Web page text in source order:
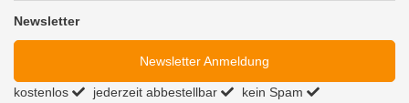
Newsletter
Newsletter Anmeldung
kostenlos jederzeit abbestellbar kein Spam